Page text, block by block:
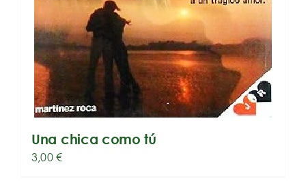
Una chica como tú
3,00€